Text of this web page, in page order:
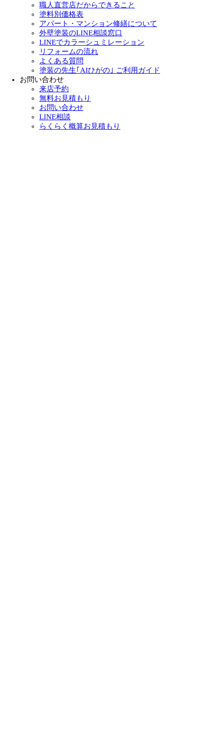
職人直営店だからできること
塗料別価格表
アパート・マンション修繕について
外壁塗装のLINE相談窓口
LINEでカラーシュミレーション
リフォームの流れ
よくある質問
塗装の先生｢AIひがの｣ ご利用ガイド
お問い合わせ
来店予約
無料お見積もり
お問い合わせ
LINE相談
らくらく概算お見積もり